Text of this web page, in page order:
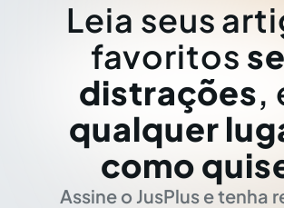
Leia seus
favoritos
distrações,
qualquer
como
Assine o JusPlus e tenha